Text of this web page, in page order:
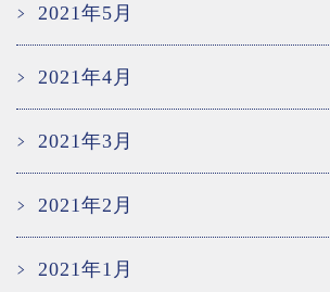
2021年5月
2021年4月
2021年3月
2021年2月
2021年1月